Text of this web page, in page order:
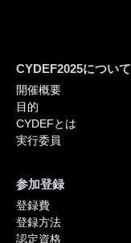
CYDEF2025について
開催概要
目的
CYDEFとは
実行委員
参加登録
登録費
登録方法
認定資格